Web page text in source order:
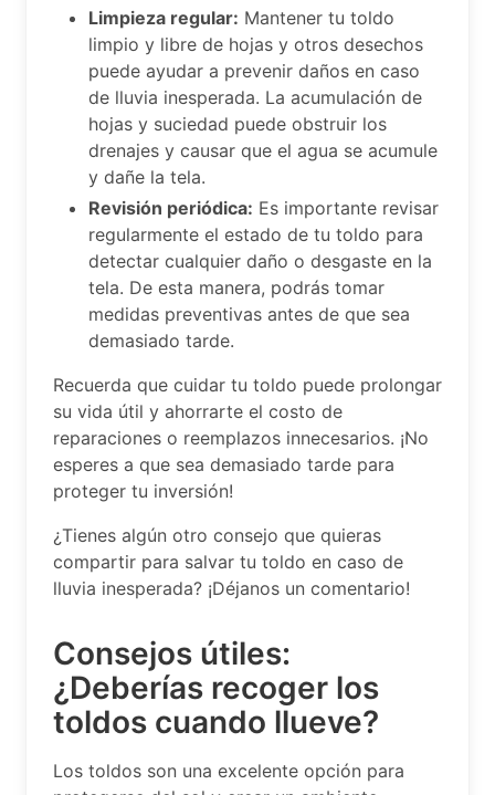
Limpieza regular: Mantener tu toldo
limpio y libre de hojas y otros desechos
puede ayudar a prevenir daños en caso
de lluvia inesperada. La acumulación de
hojas y suciedad puede obstruir los
drenajes y causar que el agua se acumule
y dañe la tela.
Revisión periódica: Es importante revisar
regularmente el estado de tu toldo para
detectar cualquier daño o desgaste en la
tela. De esta manera, podrás tomar
medidas preventivas antes de que sea
demasiado tarde.
Recuerda que cuidar tu toldo puede prolongar
su vida útil y ahorrarte el costo de
reparaciones o reemplazos innecesarios. ¡No
esperes a que sea demasiado tarde para
proteger tu inversión!
¿Tienes algún otro consejo que quieras
compartir para salvar tu toldo en caso de
lluvia inesperada? ¡Déjanos un comentario!
Consejos útiles:
¿Deberías recoger los
toldos cuando llueve?
Los toldos son una excelente opción para